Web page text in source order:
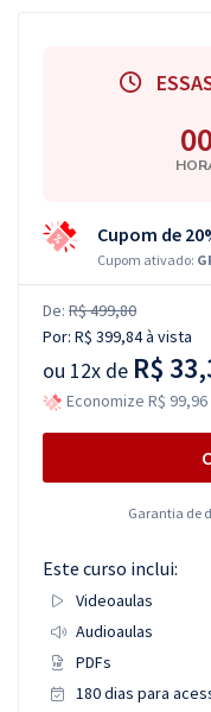
Cupom de
Cupom ativado:
De: R$ 499,80
Por: R$ 399,84à vista
ou 12x de R$
Economize R$ 99,96
Garantia de
Este curso inclui:
Videoaulas
Audioaulas
PDFs
180 dias para